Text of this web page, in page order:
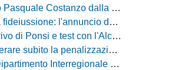
Costanzo dalla Paganese
società e le ragioni dello slittamento
di Ponsi e test con l'Alcione
saremo camaleontici»
il tabellone, ecco i nuovi abbinamenti